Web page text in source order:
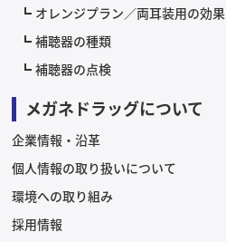
オレンジプラン／両耳装用の効果
補聴器の種類
補聴器の点検
メガネドラッグについて
企業情報・沿革
個人情報の取り扱いについて
環境への取り組み
採用情報